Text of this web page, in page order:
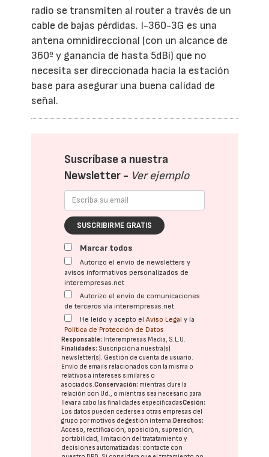
radio se transmiten al router a través de un
cable de bajas pérdidas. I-360-3G es una
antena omnidireccional (con un alcance de
360º y ganancia de hasta 5dBi) que no
necesita ser direccionada hacia la estación
base para asegurar una buena calidad de
señal.
Suscríbase a nuestra
Newsletter - Ver ejemplo
SUSCRIBIRME GRATIS
Marcar todos
Autorizo el envío de newsletters y
avisos informativos personalizados de
interempresas.net
Autorizo el envío de comunicaciones
de terceros vía interempresas.net
He leído y acepto elAviso Legal y la
Política de Protección de Datos
Responsable: Interempresas Media, S.L.U.
Finalidades: Suscripción a nuestra(s)
newsletter(s). Gestión de cuenta de usuario.
Envío de emails relacionados con la misma o
relativos a intereses similares o
asociados.Conservación: mientras dure la
relación con Ud., o mientras sea necesario para
llevar a cabo las finalidades especificadasCesión:
Los datos pueden cederse a otras empresas del
grupo por motivos de gestión interna.Derechos:
Acceso, rectificación, oposición, supresión,
portabilidad, limitación del tratatamiento y
decisiones automatizadas: contacte con